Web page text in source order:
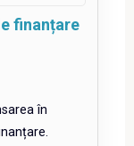
finanțare
în